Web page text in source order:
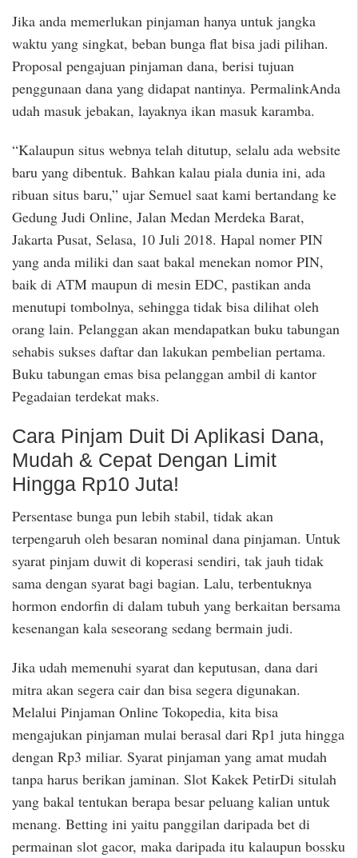
Jika anda memerlukan pinjaman hanya untuk jangka
waktu yang singkat, beban bunga flat bisa jadi pilihan.
Proposal pengajuan pinjaman dana, berisi tujuan
penggunaan dana yang didapat nantinya. PermalinkAnda
udah masuk jebakan, layaknya ikan masuk karamba.
“Kalaupun situs webnya telah ditutup, selalu ada website
baru yang dibentuk. Bahkan kalau piala dunia ini, ada
ribuan situs baru,” ujar Semuel saat kami bertandang ke
Gedung Judi Online, Jalan Medan Merdeka Barat,
Jakarta Pusat, Selasa, 10 Juli 2018. Hapal nomer PIN
yang anda miliki dan saat bakal menekan nomor PIN,
baik di ATM maupun di mesin EDC, pastikan anda
menutupi tombolnya, sehingga tidak bisa dilihat oleh
orang lain. Pelanggan akan mendapatkan buku tabungan
sehabis sukses daftar dan lakukan pembelian pertama.
Buku tabungan emas bisa pelanggan ambil di kantor
Pegadaian terdekat maks.
Cara Pinjam Duit Di Aplikasi Dana,
Mudah & Cepat Dengan Limit
Hingga Rp10 Juta!
Persentase bunga pun lebih stabil, tidak akan
terpengaruh oleh besaran nominal dana pinjaman. Untuk
syarat pinjam duwit di koperasi sendiri, tak jauh tidak
sama dengan syarat bagi bagian. Lalu, terbentuknya
hormon endorfin di dalam tubuh yang berkaitan bersama
kesenangan kala seseorang sedang bermain judi.
Jika udah memenuhi syarat dan keputusan, dana dari
mitra akan segera cair dan bisa segera digunakan.
Melalui Pinjaman Online Tokopedia, kita bisa
mengajukan pinjaman mulai berasal dari Rp1 juta hingga
dengan Rp3 miliar. Syarat pinjaman yang amat mudah
tanpa harus berikan jaminan. Slot Kakek PetirDi situlah
yang bakal tentukan berapa besar peluang kalian untuk
menang. Betting ini yaitu panggilan daripada bet di
permainan slot gacor, maka daripada itu kalaupun bossku